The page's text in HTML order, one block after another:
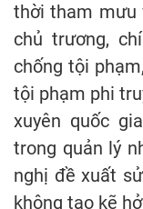
thời tham mưu
chủ trương,
chống tội
tội phạm phi
xuyên quốc
trong quản lý
nghị đề xuất
không tạo kẽ